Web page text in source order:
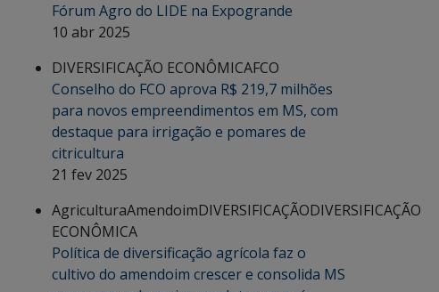
Fórum Agro do LIDE na Expogrande
10 abr 2025
DIVERSIFICAÇÃO ECONÔMICAFCO
Conselho do FCO aprova R$ 219,7 milhões
para novos empreendimentos em MS, com
destaque para irrigação e pomares de
citricultura
21 fev 2025
AgriculturaAmendoimDIVERSIFICAÇÃODIVERSIFICAÇÃO
ECONÔMICA
Política de diversificação agrícola faz o
cultivo do amendoim crescer e consolida MS